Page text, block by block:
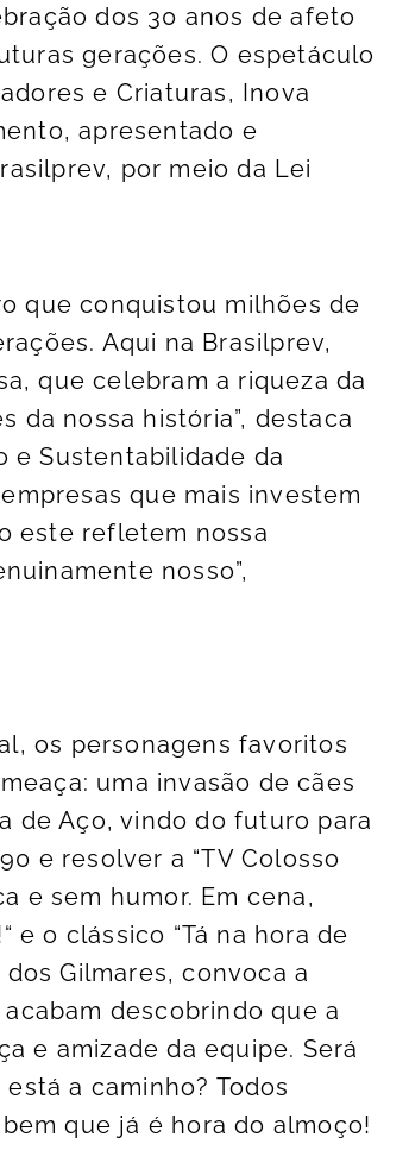
dos 30 anos de afeto
gerações. O espetáculo
e Criaturas, Inova
apresentado e
por meio da Lei
que conquistou milhões de
Aqui na Brasilprev,
que celebram a riqueza da
da nossa história”, destaca
e Sustentabilidade da
que mais investem
este refletem nossa
nosso”,
os personagens favoritos
uma invasão de cães
de Aço, vindo do futuro para
e resolver a “TV Colosso
e sem humor. Em cena,
e o clássico “Tá na hora de
Gilmares, convoca a
descobrindo que a
e amizade da equipe. Será
a caminho? Todos
que já é hora do almoço!